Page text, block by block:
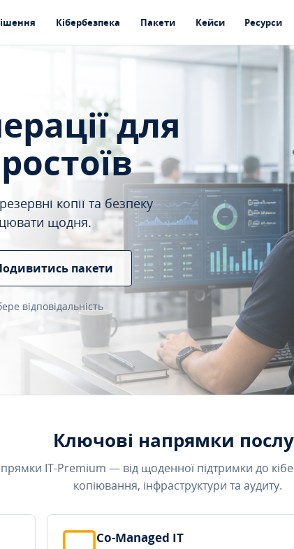
Кібербезпека Пакети Кейси Ресурси
для
копії та безпеку
щодня.
пакети
відповідальність
Ключові напрямки
IT-Premium — від щоденної підтримки до
копіювання, інфраструктури та аудиту.
Co-Managed IT